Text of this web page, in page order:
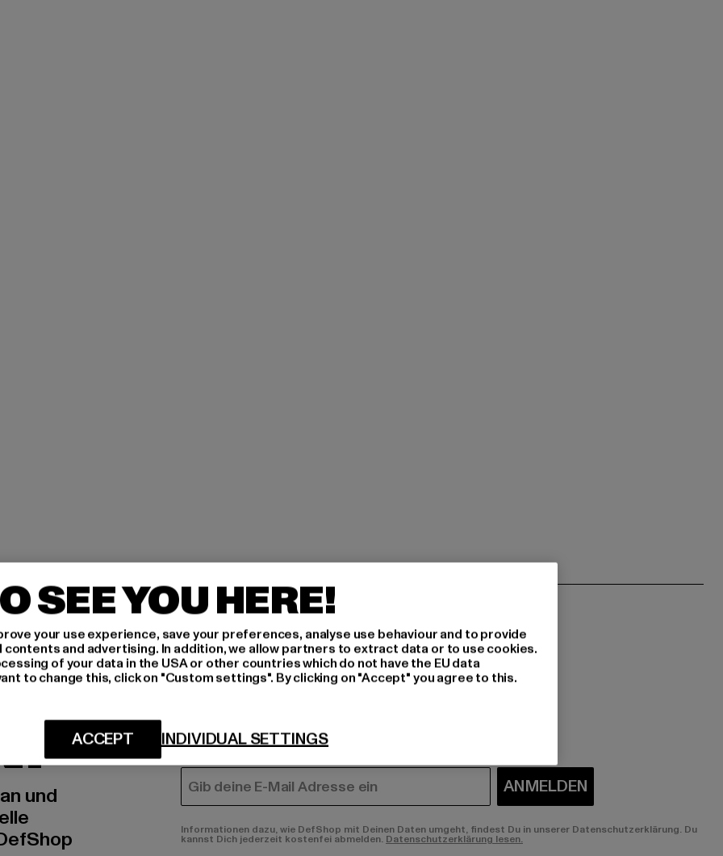
AN,
und
MÄNNER
FRAUEN
E-MAIL ANMELDEN
Informationen dazu, wie DefShop mit Deinen Daten umgeht, findest Du in unserer Datenschutzerklärung. Du
kannst Dich jederzeit kostenfei abmelden. Datenschutzerklärung lesen.
SEE YOU HERE!
your use experience, save your preferences, analyse use behaviour and to provide
and advertising. In addition, we allow partners to extract data or to use cookies.
of your data in the USA or other countries which do not have the EU data
to change this, click on "Custom settings". By clicking on "Accept" you agree to this.
INDIVIDUAL SETTINGS
ACCEPT